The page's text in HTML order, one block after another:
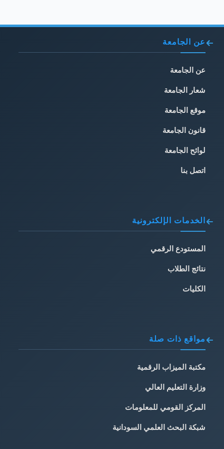
عن الجامعة
عن الجامعة
شعار الجامعة
موقع الجامعة
قانون الجامعة
لوائح الجامعة
اتصل بنا
الخدمات الإلكترونية
المستودع الرقمي
نتائج الطلاب
الكليات
مواقع ذات صلة
مكتبة الميزاب الرقمية
وزارة التعليم العالي
المركز القومي للمعلومات
شبكة البحث العلمي السودانية